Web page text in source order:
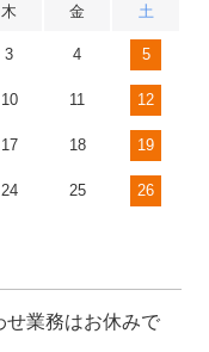
木 金 土
3 4 5
10 11 12
17 18 19
24 25 26
せ業務はお休みで